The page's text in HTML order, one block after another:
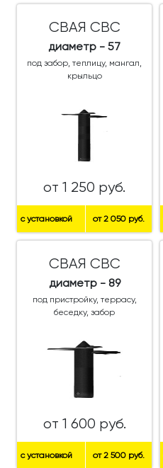
СВАЯ СВС
диаметр - 57
под забор, теплицу, мангал,
крыльцо
от 1 250 руб.
с установкой от 2 050 руб.
СВАЯ СВС
диаметр - 89
под пристройку, террасу,
беседку, забор
от 1 600 руб.
с установкой от 2 500 руб.